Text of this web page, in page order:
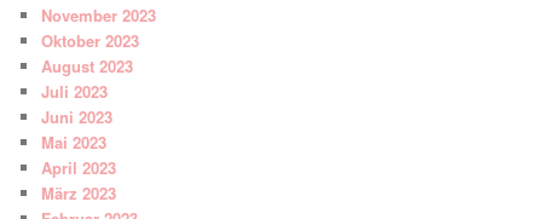
November 2023
Oktober 2023
August 2023
Juli 2023
Juni 2023
Mai 2023
April 2023
März 2023